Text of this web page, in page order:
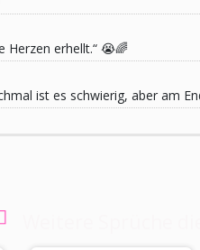
Herzen erhellt.“ 😭🌈
ist es schwierig, aber am